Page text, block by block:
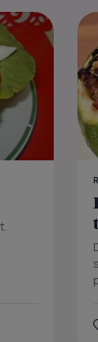
Chiftele de